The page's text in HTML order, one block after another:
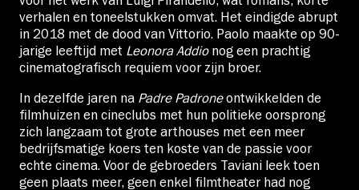
verhalen en toneelstukken omvat. Het eindigde abrupt
in 2018 met de dood van Vittorio. Paolo maakte op 90-
jarige leeftijd met Leonora Addio nog een prachtig
cinematografisch requiem voor zijn broer.
In dezelfde jaren na Padre Padroneontwikkelden de
filmhuizen en cineclubs met hun politieke oorsprong
zich langzaam tot grote arthouses met een meer
bedrijfsmatige koers ten koste van de passie voor
echte cinema. Voor de gebroeders Taviani leek toen
geen plaats meer, geen enkel filmtheater had nog